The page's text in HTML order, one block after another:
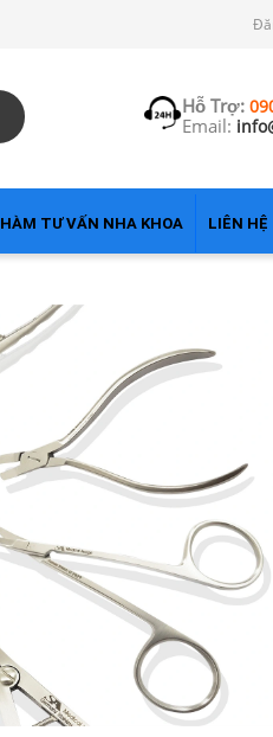
Hỗ Trợ:
Email:
HÀM TƯ VẤN NHA KHOA LIÊN HỆ